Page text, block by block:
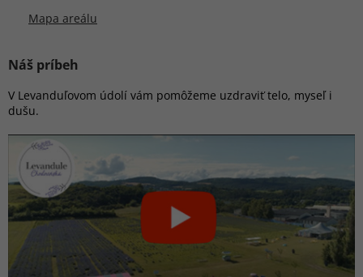
Mapa areálu
Náš príbeh
V Levanduľovom údolí vám pomôžeme uzdraviť telo, myseľ i
dušu.